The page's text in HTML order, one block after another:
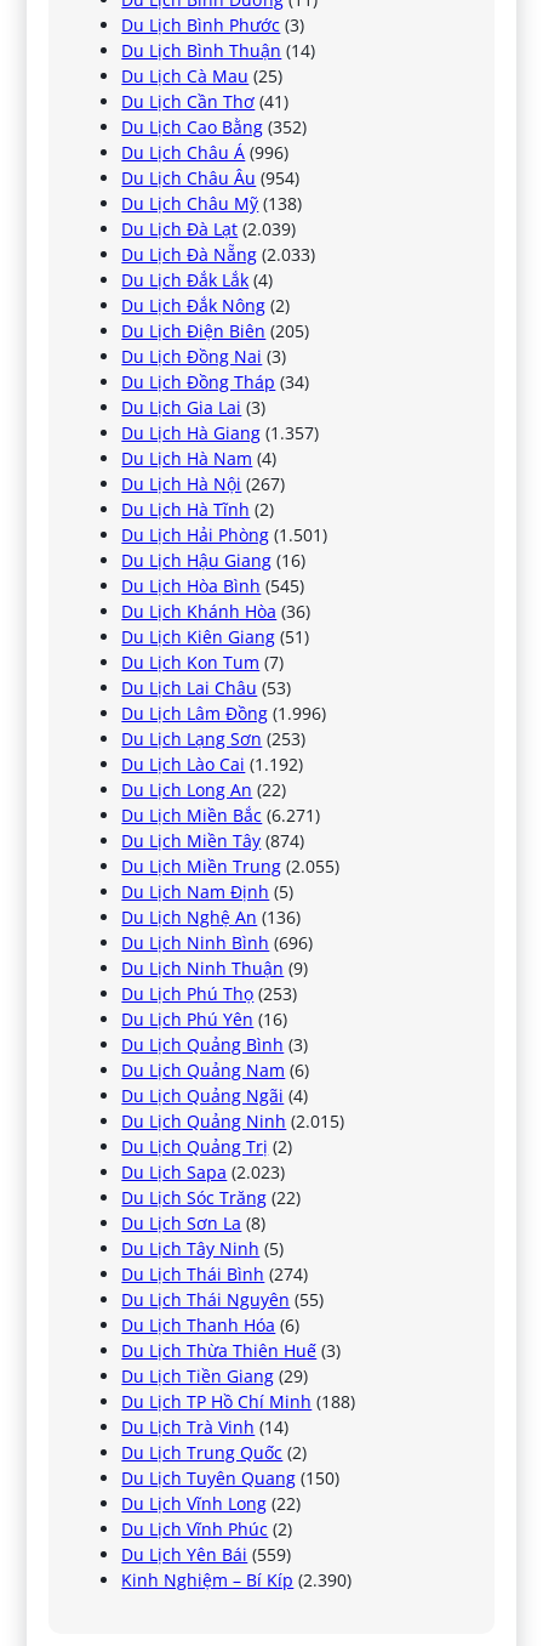
Du Lịch Bình Phước (3)
Du Lịch Bình Thuận (14)
Du Lịch Cà Mau (25)
Du Lịch Cần Thơ (41)
Du Lịch Cao Bằng (352)
Du Lịch Châu Á (996)
Du Lịch Châu Âu (954)
Du Lịch Châu Mỹ (138)
Du Lịch Đà Lạt (2.039)
Du Lịch Đà Nẵng (2.033)
Du Lịch Đắk Lắk (4)
Du Lịch Đắk Nông (2)
Du Lịch Điện Biên (205)
Du Lịch Đồng Nai (3)
Du Lịch Đồng Tháp (34)
Du Lịch Gia Lai (3)
Du Lịch Hà Giang (1.357)
Du Lịch Hà Nam (4)
Du Lịch Hà Nội (267)
Du Lịch Hà Tĩnh (2)
Du Lịch Hải Phòng (1.501)
Du Lịch Hậu Giang (16)
Du Lịch Hòa Bình (545)
Du Lịch Khánh Hòa (36)
Du Lịch Kiên Giang (51)
Du Lịch Kon Tum (7)
Du Lịch Lai Châu (53)
Du Lịch Lâm Đồng (1.996)
Du Lịch Lạng Sơn (253)
Du Lịch Lào Cai (1.192)
Du Lịch Long An (22)
Du Lịch Miền Bắc (6.271)
Du Lịch Miền Tây (874)
Du Lịch Miền Trung (2.055)
Du Lịch Nam Định (5)
Du Lịch Nghệ An (136)
Du Lịch Ninh Bình (696)
Du Lịch Ninh Thuận (9)
Du Lịch Phú Thọ (253)
Du Lịch Phú Yên (16)
Du Lịch Quảng Bình (3)
Du Lịch Quảng Nam (6)
Du Lịch Quảng Ngãi (4)
Du Lịch Quảng Ninh (2.015)
Du Lịch Quảng Trị (2)
Du Lịch Sapa (2.023)
Du Lịch Sóc Trăng (22)
Du Lịch Sơn La (8)
Du Lịch Tây Ninh (5)
Du Lịch Thái Bình (274)
Du Lịch Thái Nguyên (55)
Du Lịch Thanh Hóa (6)
Du Lịch Thừa Thiên Huế (3)
Du Lịch Tiền Giang (29)
Du Lịch TP Hồ Chí Minh (188)
Du Lịch Trà Vinh (14)
Du Lịch Trung Quốc (2)
Du Lịch Tuyên Quang (150)
Du Lịch Vĩnh Long (22)
Du Lịch Vĩnh Phúc (2)
Du Lịch Yên Bái (559)
Kinh Nghiệm – Bí Kíp (2.390)